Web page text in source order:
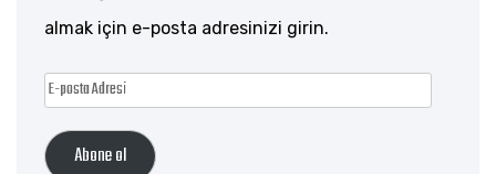
almak için e-posta adresinizi girin.
E-
AdresiAbone ol